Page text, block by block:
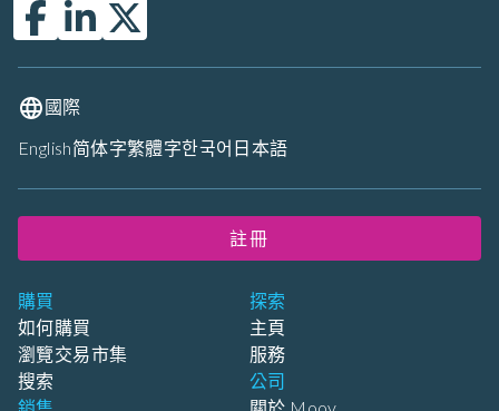
購買
如何購買
瀏覽交易市集
搜索
探索
主頁
服務
公司
國際
English简体字繁體字한국어 日本語
註冊